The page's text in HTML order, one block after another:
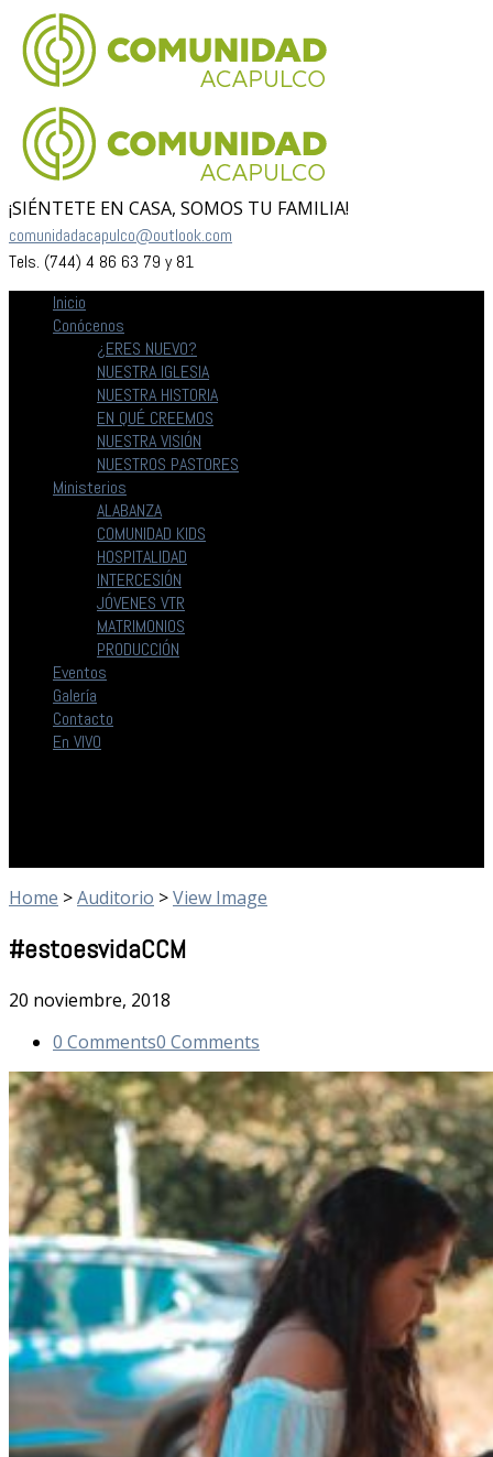
¡SIÉNTETE EN CASA, SOMOS TU FAMILIA!
comunidadacapulco@outlook.com
Tels. (744) 4 86 63 79 y 81
Inicio
Conócenos
¿ERES NUEVO?
NUESTRA IGLESIA
NUESTRA HISTORIA
EN QUÉ CREEMOS
NUESTRA VISIÓN
NUESTROS PASTORES
Ministerios
ALABANZA
COMUNIDAD KIDS
HOSPITALIDAD
INTERCESIÓN
JÓVENES VTR
MATRIMONIOS
PRODUCCIÓN
Eventos
Galería
Contacto
En VIVO
Home >Auditorio >View Image
#estoesvidaCCM
20 noviembre, 2018
0 Comments0 Comments